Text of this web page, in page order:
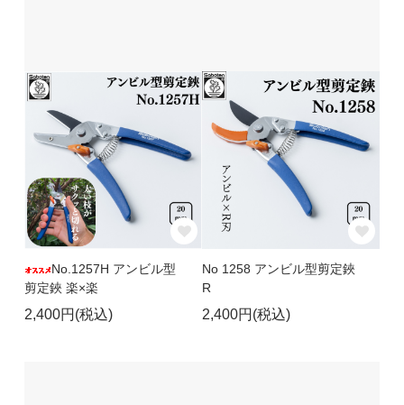
No.1257H アンビル型
剪定鋏 楽×楽
2,400円(税込)
No 1258 アンビル型剪定鋏
R
2,400円(税込)